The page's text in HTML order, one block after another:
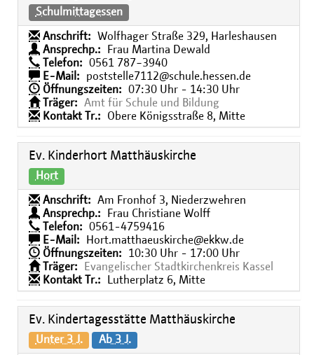
Schulmittagessen
Anschrift:
Wolfhager Straße 329, Harleshausen
Ansprechp.:
Frau Martina Dewald
Telefon:
0561 787−3940
E-Mail:
poststelle7112@schule.hessen.de
Öffnungszeiten:
07:30 Uhr - 14:30 Uhr
Träger:
Amt für Schule und Bildung
Kontakt Tr.:
Obere Königsstraße 8, Mitte
Ev. Kinderhort Matthäuskirche
Hort
Anschrift:
Am Fronhof 3, Niederzwehren
Ansprechp.:
Frau Christiane Wolff
Telefon:
0561-4759416
E-Mail:
Hort.matthaeuskirche@ekkw.de
Öffnungszeiten:
10:30 Uhr - 17:00 Uhr
Träger:
Evangelischer Stadtkirchenkreis Kassel
Kontakt Tr.:
Lutherplatz 6, Mitte
Ev. Kindertagesstätte Matthäuskirche
Unter 3 J. Ab 3 J.